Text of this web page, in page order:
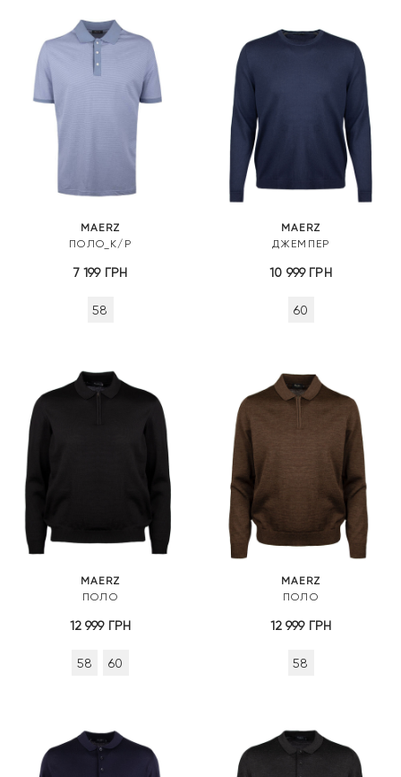
MAERZ
ПОЛО_К/Р
7 199 ГРН
58
MAERZ
ДЖЕМПЕР
10 999 ГРН
60
MAERZ
ПОЛО
12 999 ГРН
58 60
MAERZ
ПОЛО
12 999 ГРН
58